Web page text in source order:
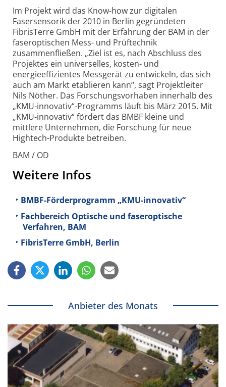
Im Projekt wird das Know-how zur digitalen
Fasersensorik der 2010 in Berlin gegründeten
FibrisTerre GmbH mit der Erfahrung der BAM in der
faseroptischen Mess- und Prüftechnik
zusammenfließen. „Ziel ist es, nach Abschluss des
Projektes ein universelles, kosten- und
energieeffizientes Messgerät zu entwickeln, das sich
auch am Markt etablieren kann“, sagt Projektleiter
Nils Nöther. Das Forschungsvorhaben innerhalb des
„KMU-innovativ“-Programms läuft bis März 2015. Mit
„KMU-innovativ“ fördert das BMBF kleine und
mittlere Unternehmen, die Forschung für neue
Hightech-Produkte betreiben.
BAM / OD
Weitere Infos
BMBF-Förderprogramm „KMU-innovativ“
Fachbereich Optische und faseroptische
Verfahren, BAM
FibrisTerre GmbH, Berlin
Anbieter des Monats